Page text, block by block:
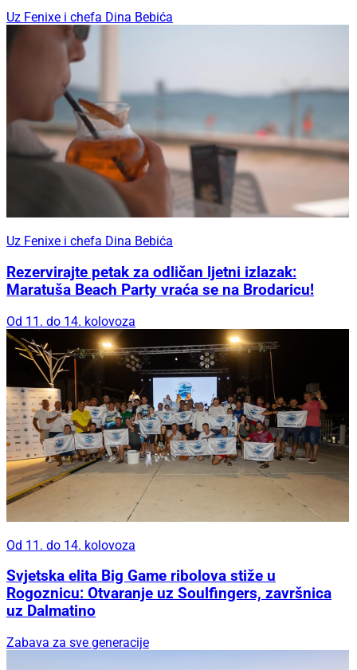
Uz Fenixe i chefa Dina Bebića
Uz Fenixe i chefa Dina Bebića
Rezervirajte petak za odličan ljetni izlazak:
Maratuša Beach Party vraća se na Brodaricu!
Od 11. do 14. kolovoza
Od 11. do 14. kolovoza
Svjetska elita Big Game ribolova stiže u
Rogoznicu: Otvaranje uz Soulfingers, završnica
uz Dalmatino
Zabava za sve generacije